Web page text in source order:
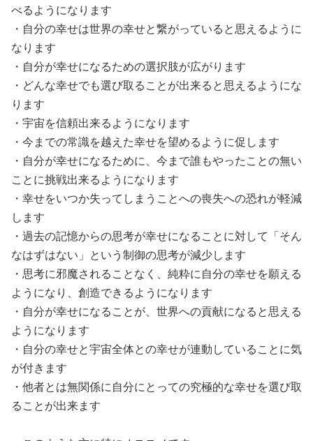
べるようになります
・自分の幸せは世界の幸せと繋がっていると思えるように
なります
・自分が幸せになるための選択肢が広がります
・どんな幸せでも選び取ることが出来ると思えるようにな
ります
・宇宙を信頼出来るようになります
・今までの常識を越えた幸せを望めるように促します
・自分が幸せになるために、今まで誰もやったことの無い
ことに挑戦出来るようになります
・幸せをいつか失ってしまうことへの喪失への恐れが軽減
します
・過去の記憶からの思考が幸せになることに対して「そん
なはずはない」という制御の思考が減少します
・思考に邪魔されることなく、純粋に自分の幸せを願える
ようになり、創造できるようになります
・自分が幸せになることが、世界への貢献になると思える
ようになります
・自分の幸せと宇宙全体との幸せが連動していることに気
が付きます
・他者とは無関係に自分にとっての究極的な幸せを選び取
ることが出来ます